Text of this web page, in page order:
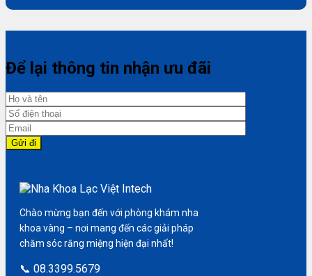
Để lại thông tin nhận ưu đãi
Chào mừng bạn đến với phòng khám nha
khoa vàng – nơi mang đến các giải pháp
chăm sóc răng miệng hiện đại nhất!
📞 08.3399.5679